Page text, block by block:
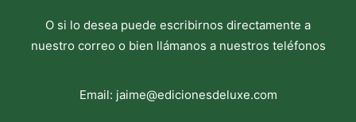
O si lo desea puede escribirnos directamente a
nuestro correo o bien llámanos a nuestros teléfonos
Email: jaime@edicionesdeluxe.com